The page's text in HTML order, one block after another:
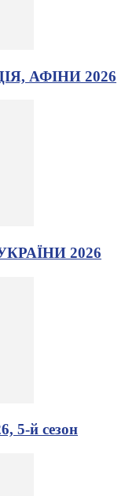
АФІНИ 2026
2026
5-й сезон